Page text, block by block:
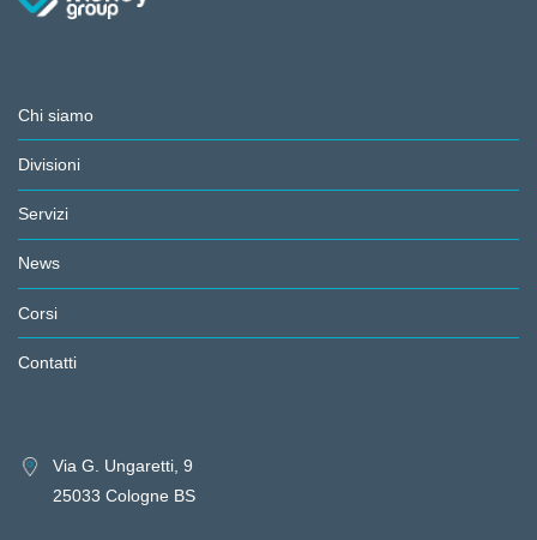
Chi siamo
Divisioni
Servizi
News
Corsi
Contatti
Via G. Ungaretti, 9
25033 Cologne BS